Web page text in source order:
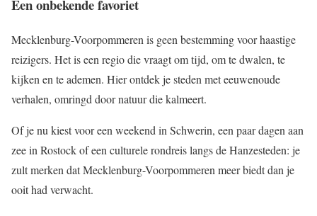
Een onbekende favoriet
Mecklenburg-Voorpommeren is geen bestemming voor haastige
reizigers. Het is een regio die vraagt om tijd, om te dwalen, te
kijken en te ademen. Hier ontdek je steden met eeuwenoude
verhalen, omringd door natuur die kalmeert.
Of je nu kiest voor een weekend in Schwerin, een paar dagen aan
zee in Rostock of een culturele rondreis langs de Hanzesteden: je
zult merken dat Mecklenburg-Voorpommeren meer biedt dan je
ooit had verwacht.